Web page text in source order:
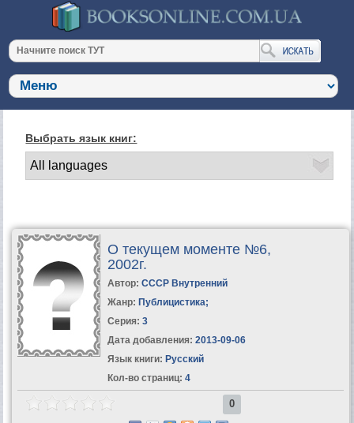
Выбрать язык книг:
О текущем моменте №6,
2002г.
Автор: СССР Внутренний
Жанр: Публицистика;
Серия: 3
Дата добавления: 2013-09-06
Язык книги: Русский
Кол-во страниц: 4
0